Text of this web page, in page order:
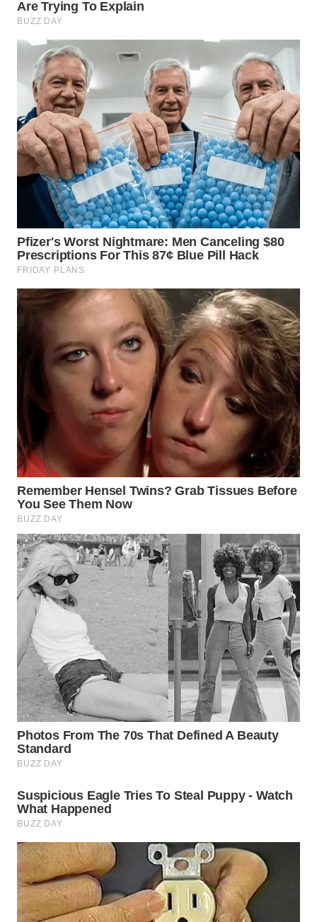
WN
WN
DEPOK
WN
TAPANULI
UTARA
WN
SAMOSIR
WN
PADANG
LAWAS
WN
SUMEDANG
CIANJUR
WN
KEPULAUAN
SERIBU
WN
TANGERANG
BINJAI
WN
CIREBON
INDRAMAYU
WN
KUNINGAN
WN
MAJALENGKA
WN
SUBANG
WN
SUKABUMI
WN
PURWAKARTA